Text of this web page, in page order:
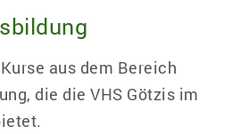
aus dem Bereich
die die VHS Götzis im